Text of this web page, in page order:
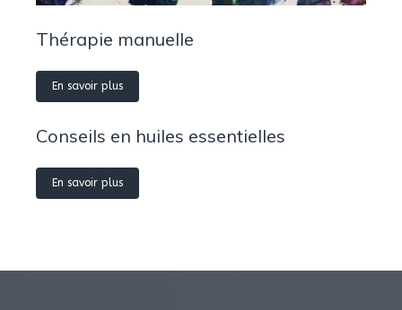
Thérapie manuelle
En savoir plus
Conseils en huiles essentielles
En savoir plus